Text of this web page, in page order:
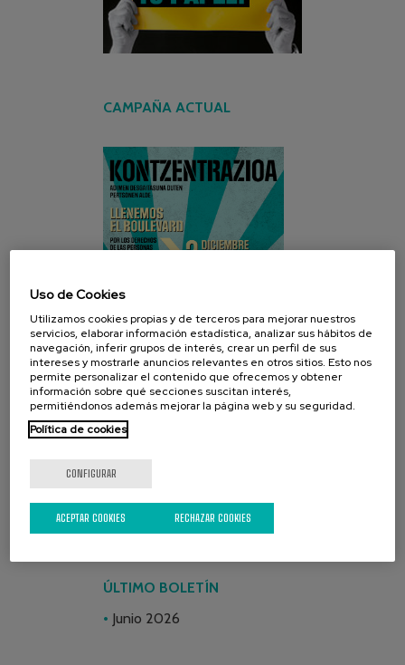
CAMPAÑA ACTUAL
REDES SOCIALES
ÚLTIMO BOLETÍN
Junio 2026
Uso de Cookies
Utilizamos cookies propias y de terceros para mejorar nuestros
servicios, elaborar información estadística, analizar sus hábitos de
navegación, inferir grupos de interés, crear un perfil de sus
intereses y mostrarle anuncios relevantes en otros sitios. Esto nos
permite personalizar el contenido que ofrecemos y obtener
información sobre qué secciones suscitan interés,
permitiéndonos además mejorar la página web y su seguridad.
Política de cookies
CONFIGURAR
RECHAZAR COOKIES
ACEPTAR COOKIES